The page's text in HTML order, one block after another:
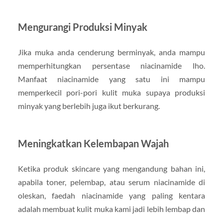
Mengurangi Produksi Minyak
Jika muka anda cenderung berminyak, anda mampu
memperhitungkan persentase niacinamide lho.
Manfaat niacinamide yang satu ini mampu
memperkecil pori-pori kulit muka supaya produksi
minyak yang berlebih juga ikut berkurang.
Meningkatkan Kelembapan Wajah
Ketika produk skincare yang mengandung bahan ini,
apabila toner, pelembap, atau serum niacinamide di
oleskan, faedah niacinamide yang paling kentara
adalah membuat kulit muka kami jadi lebih lembap dan